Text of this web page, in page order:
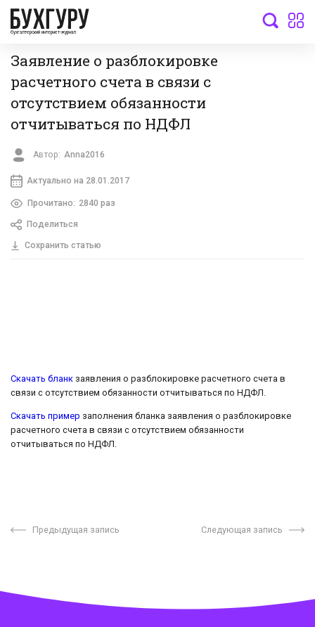
бухгалтерский интернет-журнал
Заявление о разблокировке
расчетного счета в связи с
отсутствием обязанности
отчитываться по НДФЛ
Автор: Anna2016
Актуально на 28.01.2017
Прочитано: 2840 раз
Поделиться
Сохранить статью
Скачать бланк заявления о разблокировке расчетного счета в
связи с отсутствием обязанности отчитываться по НДФЛ.
Скачать пример заполнения бланка заявления о разблокировке
расчетного счета в связи с отсутствием обязанности
отчитываться по НДФЛ.
Предыдущая запись Следующая запись